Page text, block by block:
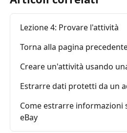
Lezione 4: Provare l'attività
Torna alla pagina
Creare un'attività usando
Estrarre dati protetti da un
Come estrarre informazioni
eBay